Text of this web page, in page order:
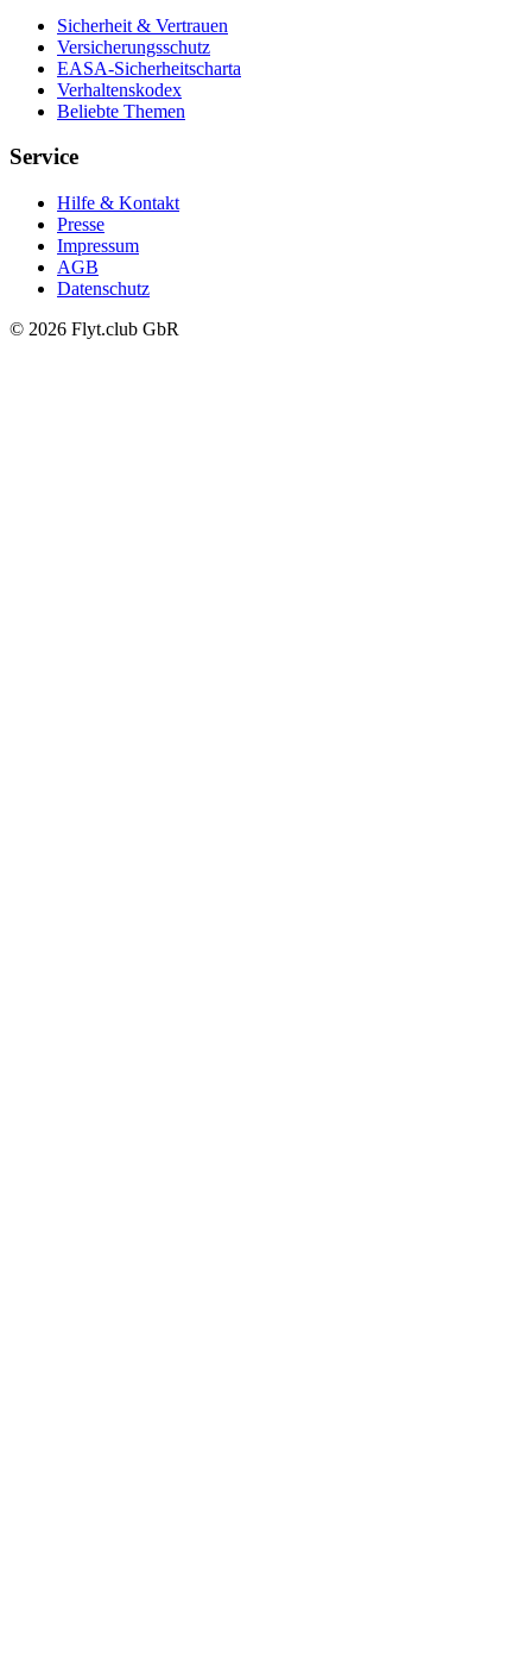
Sicherheit & Vertrauen
Versicherungsschutz
EASA-Sicherheitscharta
Verhaltenskodex
Beliebte Themen
Service
Hilfe & Kontakt
Presse
Impressum
AGB
Datenschutz
© 2026 Flyt.club GbR